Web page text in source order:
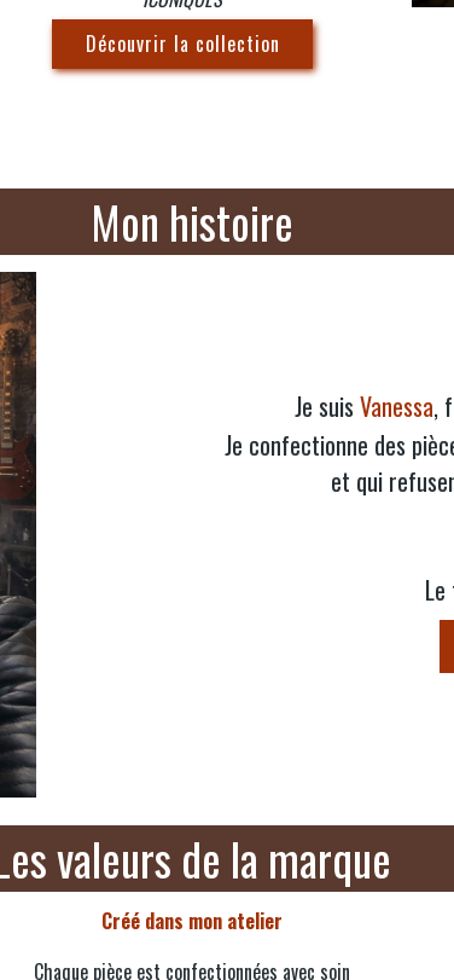
Découvrir la collection
Mon histoire
Je suis Vanessa,
Je confectionne des
et qui
valeurs de la marque
Créé dans mon atelier
Chaque pièce est confectionnées avec soin